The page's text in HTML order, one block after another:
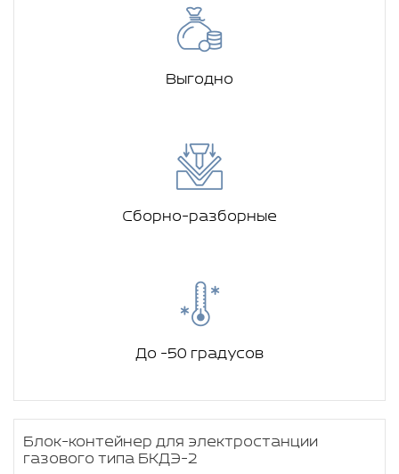
Выгодно
Сборно-разборные
До -50 градусов
Блок-контейнер для электростанции
газового типа БКДЭ-2